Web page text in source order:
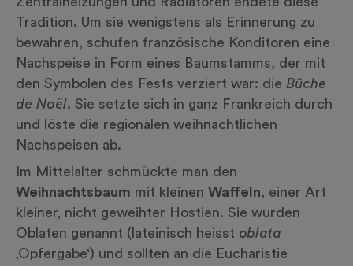
Tradition. Um sie wenigstens als Erinnerung zu
bewahren, schufen französische Konditoren eine
Nachspeise in Form eines Baumstamms, der mit
den Symbolen des Fests verziert war: die Bûche
de Noël. Sie setzte sich in ganz Frankreich durch
und löste die regionalen weihnachtlichen
Nachspeisen ab.
Im Mittelalter schmückte man den
Weihnachtsbaum mit kleinen Waffeln, einer Art
kleiner, nicht geweihter Hostien. Sie wurden
Oblaten genannt (lateinisch heisst oblata
‚Opfergabe‘) und sollten an die Eucharistie